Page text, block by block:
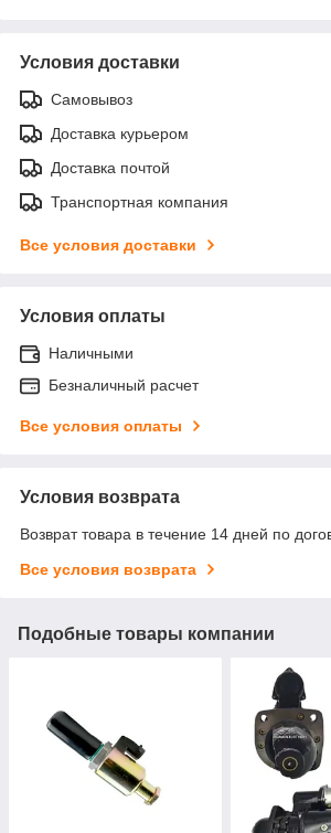
Условия доставки
Самовывоз
Доставка курьером
Доставка почтой
Транспортная компания
Все условия доставки
Условия оплаты
Наличными
Безналичный расчет
Все условия оплаты
Условия возврата
Возврат товара в течение 14 дней по
Все условия возврата
Подобные товары компании